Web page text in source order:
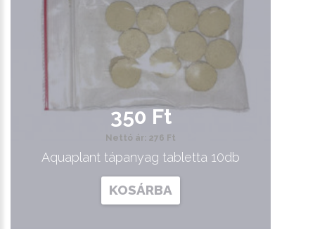
350 Ft
Nettó ár: 276 Ft
Aquaplant tápanyag tabletta 10db
KOSÁRBA